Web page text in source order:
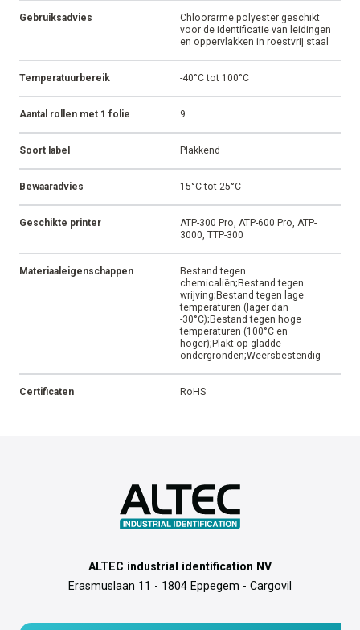
Gebruiksadvies
Chloorarme polyester geschikt
voor de identificatie van leidingen
en oppervlakken in roestvrij staal
Temperatuurbereik -40°C tot 100°C
Aantal rollen met 1 folie 9
Soort label Plakkend
Bewaaradvies 15°C tot 25°C
Geschikte printer
ATP-300 Pro, ATP-600 Pro, ATP-
3000, TTP-300
Materiaaleigenschappen
Bestand tegen
chemicaliën;Bestand tegen
wrijving;Bestand tegen lage
temperaturen (lager dan
-30°C);Bestand tegen hoge
temperaturen (100°C en
hoger);Plakt op gladde
ondergronden;Weersbestendig
Certificaten RoHS
ALTEC industrial identification NV
Erasmuslaan 11 - 1804 Eppegem - Cargovil